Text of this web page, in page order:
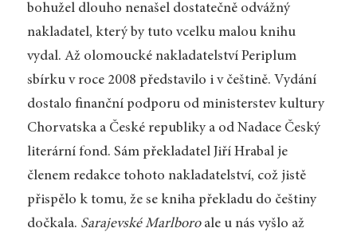
bohužel dlouho nenašel dostatečně odvážný
nakladatel, který by tuto vcelku malou knihu
vydal. Až olomoucké nakladatelství Periplum
sbírku v roce 2008 představilo i v češtině. Vydání
dostalo finanční podporu od ministerstev kultury
Chorvatska a České republiky a od Nadace Český
literární fond. Sám překladatel Jiří Hrabal je
členem redakce tohoto nakladatelství, což jistě
přispělo k tomu, že se kniha překladu do češtiny
dočkala. Sarajevské Marlboroale u nás vyšlo až